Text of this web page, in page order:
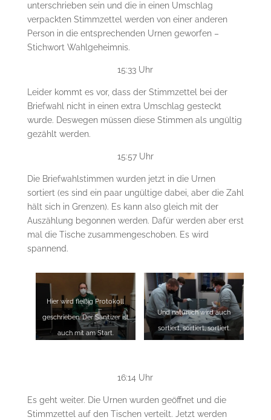
unterschrieben sein und die in einen Umschlag
verpackten Stimmzettel werden von einer anderen
Person in die entsprechenden Urnen geworfen –
Stichwort Wahlgeheimnis.
15:33 Uhr
Leider kommt es vor, dass der Stimmzettel bei der
Briefwahl nicht in einen extra Umschlag gesteckt
wurde. Deswegen müssen diese Stimmen als ungültig
gezählt werden.
15:57 Uhr
Die Briefwahlstimmen wurden jetzt in die Urnen
sortiert (es sind ein paar ungültige dabei, aber die Zahl
hält sich in Grenzen). Es kann also gleich mit der
Auszählung begonnen werden. Dafür werden aber erst
mal die Tische zusammengeschoben. Es wird
spannend.
Hier wird fleißig Protokoll
geschrieben. Der Sanitizer ist
auch mit am Start.
Und natürlich wird auch
sortiert, sortiert, sortiert.
16:14 Uhr
Es geht weiter. Die Urnen wurden geöffnet und die
Stimmzettel auf den Tischen verteilt. Jetzt werden